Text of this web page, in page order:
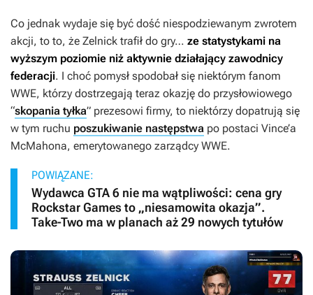
Co jednak wydaje się być dość niespodziewanym zwrotem
akcji, to to, że Zelnick trafił do gry… ze statystykami na
wyższym poziomie niż aktywnie działający zawodnicy
federacji. I choć pomysł spodobał się niektórym fanom
WWE, którzy dostrzegają teraz okazję do przysłowiowego
“skopania tyłka” prezesowi firmy, to niektórzy dopatrują się
w tym ruchu poszukiwanie następstwa po postaci Vince’a
McMahona, emerytowanego zarządcy WWE.
POWIĄZANE:
Wydawca GTA 6 nie ma wątpliwości: cena gry
Rockstar Games to „niesamowita okazja”.
Take-Two ma w planach aż 29 nowych tytułów